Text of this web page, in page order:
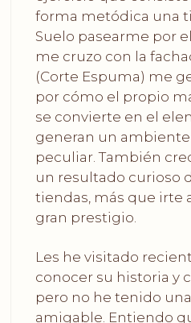
forma metódica una
Suelo pasearme por
me cruzo con la
(Corte Espuma) me
por cómo el propio
se convierte en el
generan un
peculiar. También
un resultado curioso
tiendas, más que irte
gran prestigio.
Les he visitado
conocer su historia y
pero no he tenido
amigable. Entiendo